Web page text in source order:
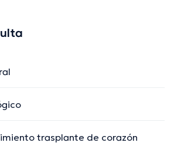
trasplante de corazón